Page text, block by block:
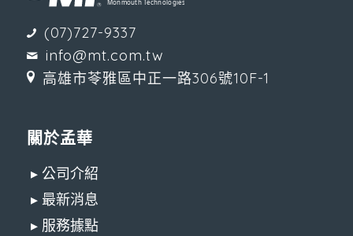
(07)727-9337
info@mt.com.tw
高雄市苓雅區中正一路306號10F-1
關於孟華
▸ 公司介紹
▸ 最新消息
▸ 服務據點